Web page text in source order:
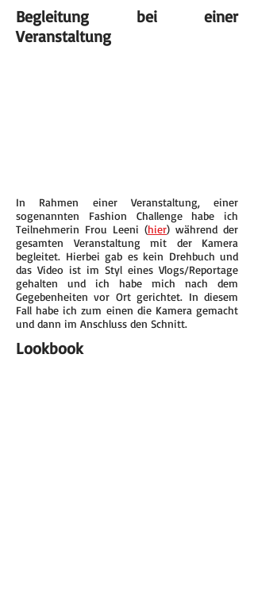
Begleitung bei einer
Veranstaltung
In Rahmen einer Veranstaltung, einer
sogenannten Fashion Challenge habe ich
Teilnehmerin Frou Leeni (hier) während der
gesamten Veranstaltung mit der Kamera
begleitet. Hierbei gab es kein Drehbuch und
das Video ist im Styl eines Vlogs/Reportage
gehalten und ich habe mich nach dem
Gegebenheiten vor Ort gerichtet. In diesem
Fall habe ich zum einen die Kamera gemacht
und dann im Anschluss den Schnitt.
Lookbook